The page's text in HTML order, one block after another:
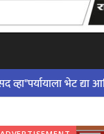
भेट द्या आणि आमचे